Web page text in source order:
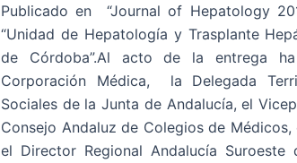
Publicado en “Journal of Hepatology
“Unidad de Hepatología y Trasplante
de Córdoba”.Al acto de la entrega
Corporación Médica, la Delegada
Sociales de la Junta de Andalucía, el
Consejo Andaluz de Colegios de
el Director Regional Andalucía